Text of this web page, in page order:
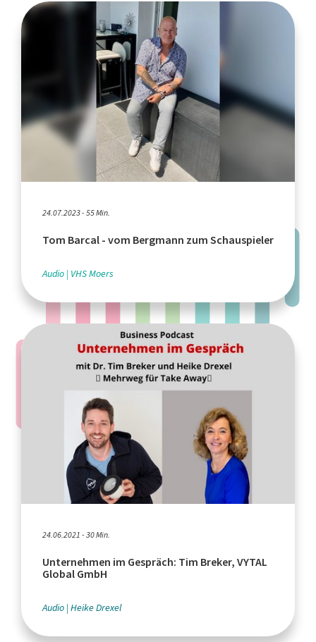
24.07.2023 - 55 Min.
Tom Barcal - vom Bergmann zum Schauspieler
Audio VHS Moers
24.06.2021 - 30 Min.
Unternehmen im Gespräch: Tim Breker, VYTAL
Global GmbH
Audio Heike Drexel